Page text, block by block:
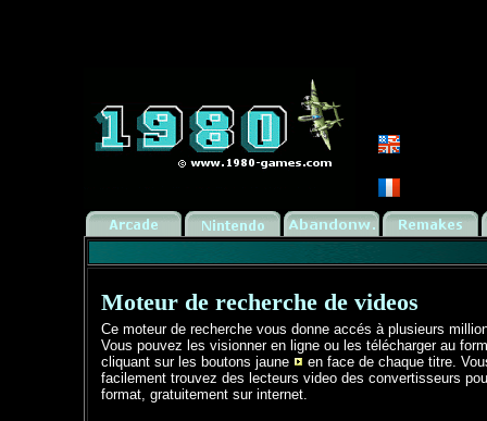
Moteur de recherche de videos
Ce moteur de recherche vous donne accés à plusieurs
Vous pouvez les visionner en ligne ou les télécharger au
cliquant sur les boutons jaune
en face de chaque titre.
facilement trouvez des lecteurs video des convertisseurs
format, gratuitement sur internet.